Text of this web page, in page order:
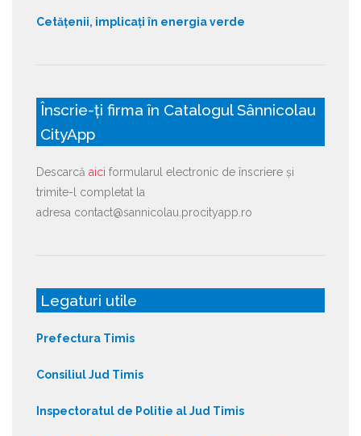
Cetățenii, implicați în energia verde
Înscrie-ți firma în Catalogul Sânnicolau
CityApp
Descarcă aici formularul electronic de înscriere și
trimite-l completat la
adresa contact@sannicolau.procityapp.ro
Legaturi utile
Prefectura Timis
Consiliul Jud Timis
Inspectoratul de Politie al Jud Timis